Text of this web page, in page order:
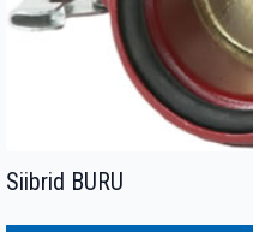
Siibrid BURU